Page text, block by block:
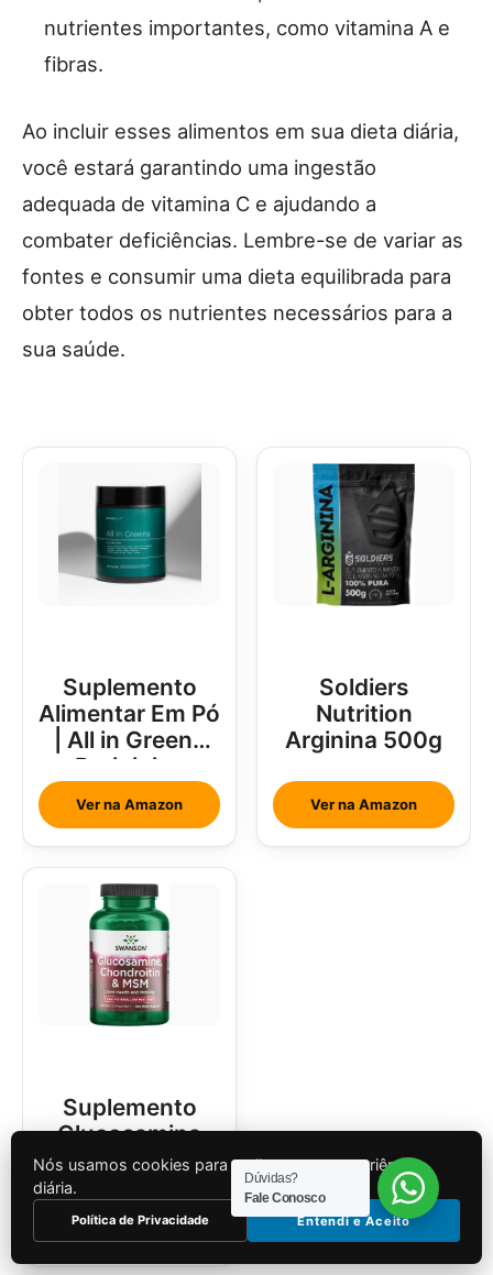
nutrientes importantes, como vitamina A e
fibras.
Ao incluir esses alimentos em sua dieta diária,
você estará garantindo uma ingestão
adequada de vitamina C e ajudando a
combater deficiências. Lembre-se de variar as
fontes e consumir uma dieta equilibrada para
obter todos os nutrientes necessários para a
sua saúde.
Suplemento
Alimentar Em Pó
| All in Greens
Brainjuice
Abacaxi Com
Hortelã
Ver na Amazon
Soldiers
Nutrition
Arginina 500g
Ver na Amazon
Suplemento
Glucosamina
Condroitina e
Ver na Amazon
Dúvidas?
Fale Conosco
Nós usamos cookies para melhorar sua experiência
diária.
Política de Privacidade Entendi e Aceito